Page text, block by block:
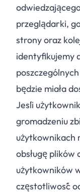
przeglądarki,
strony oraz
identyfikujemy
będzie miała
Jeśli
gromadzeniu
użytkownikach
obsługę plików
użytkowników
częstotliwość